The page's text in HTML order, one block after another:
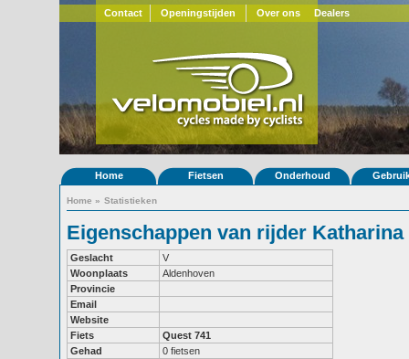
Contact Openingstijden Over ons Dealers
Home Fietsen Onderhoud
Home » Statistieken
Eigenschappen van rijder
Geslacht
V
Woonplaats
Aldenhoven
Provincie
Email
Website
Fiets
Quest 741
Gehad
0 fietsen